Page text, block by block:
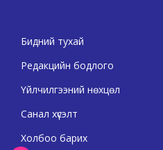
Бидний тухай
Редакцийн бодлого
Үйлчилгээний нөхцөл
Санал хүсэлт
Холбоо барих